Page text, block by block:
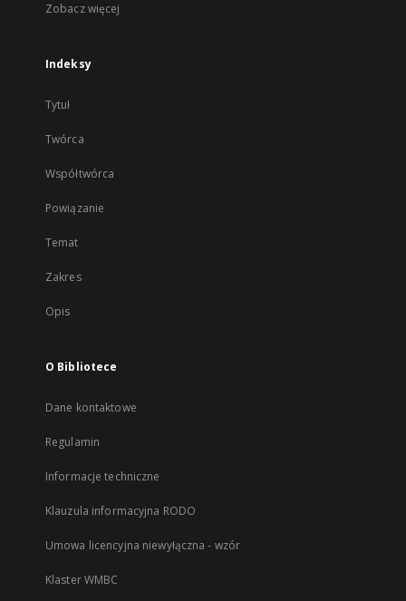
Zobacz więcej
Indeksy
Tytuł
Twórca
Współtwórca
Powiązanie
Temat
Zakres
Opis
O Bibliotece
Dane kontaktowe
Regulamin
Informacje techniczne
Klauzula informacyjna RODO
Umowa licencyjna niewyłączna - wzór
Klaster WMBC